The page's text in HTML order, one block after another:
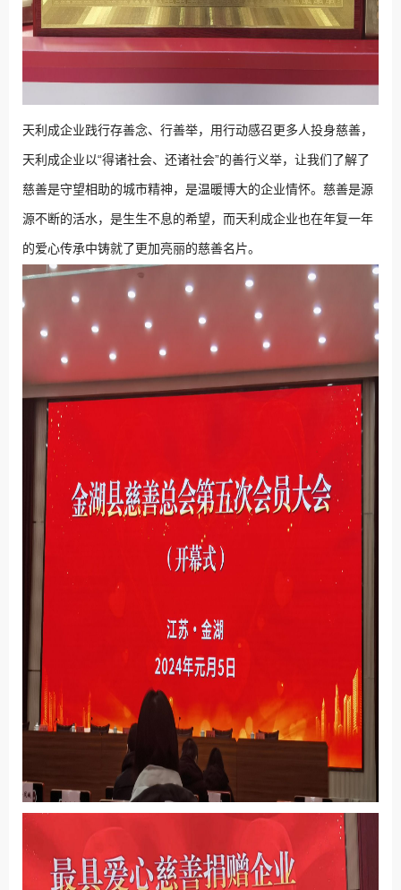
天利成企业践行存善念、行善举，用行动感召更多人投身慈善，
天利成企业以“得诸社会、还诸社会”的善行义举，让我们了解了
慈善是守望相助的城市精神，是温暖博大的企业情怀。慈善是源
源不断的活水，是生生不息的希望 ， 而天利成企业也在年复一年
的爱心传承中铸就了更加亮丽的慈善名片。